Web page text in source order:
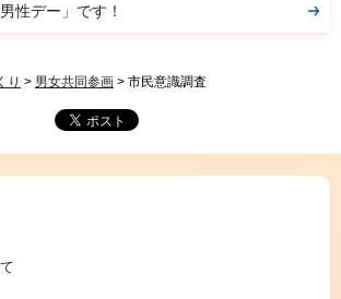
性デー」です！
り > 男女共同参画 > 市民意識調査